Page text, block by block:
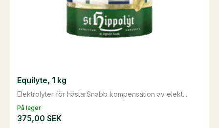
På lager
Elektrolyter för hästarSnabb kompensation av elekt...
Equilyte, 1 kg
375,00 SEK